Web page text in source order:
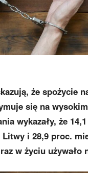
że spożycie
się na
wykazały, że
i 28,9 proc.
w życiu używało